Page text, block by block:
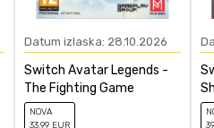
Datum izlaska: 28.10.2026
Switch Avatar Legends -
The Fighting Game
NOVA
33,99 EUR
39